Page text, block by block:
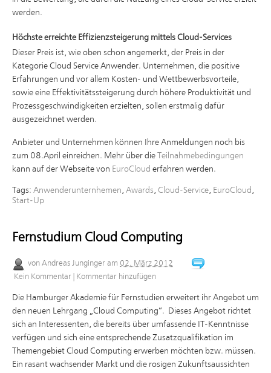
werden.
Höchste erreichte Effizienzsteigerung mittels Cloud-Services
Dieser Preis ist, wie oben schon angemerkt, der Preis in der
Kategorie Cloud Service Anwender. Unternehmen, die positive
Erfahrungen und vor allem Kosten- und Wettbewerbsvorteile,
sowie eine Effektivitätssteigerung durch höhere Produktivität und
Prozessgeschwindigkeiten erzielten, sollen erstmalig dafür
ausgezeichnet werden.
Anbieter und Unternehmen können Ihre Anmeldungen noch bis
zum 08.April einreichen. Mehr über die
Teilnahmebedingungen
kann auf der Webseite von EuroCloud erfahren werden.
Tags: Anwenderunternhemen, Awards, Cloud-Service, EuroCloud ,
Start-Up
Fernstudium Cloud Computing
von Andreas Junginger am 02. März 2012
Kein Kommentar
Kommentar hinzufügen
Die Hamburger Akademie für Fernstudien erweitert ihr Angebot um
den neuen Lehrgang „Cloud Computing“. Dieses Angebot richtet
sich an Interessenten, die bereits über umfassende IT-Kenntnisse
verfügen und sich eine entsprechende Zusatzqualifikation im
Themengebiet Cloud Computing erwerben möchten bzw. müssen.
Ein rasant wachsender Markt und die rosigen Zukunftsaussichten